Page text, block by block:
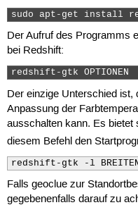
sudo apt-get install
Der Aufruf des Programms
bei Redshift:
redshift-gtk OPTIONEN
Der einzige Unterschied
Anpassung der
ausschalten kann. Es
diesem Befehl den
redshift-gtk -l
Falls geoclue zur
gegebenenfalls darauf zu